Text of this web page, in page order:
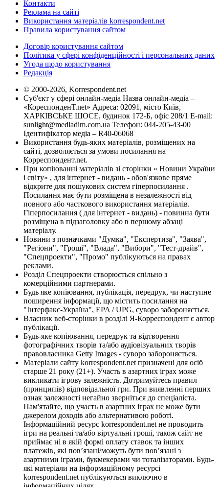
Контакти
Реклама на сайті
Використання матеріалів korrespondent.net
Правила користування сайтом
Договір користування сайтом
Політика у сфері конфіденційності і персональних даних
Угода щодо користування
Редакція
© 2000-2026, Korrespondent.net
Суб'єкт у сфері онлайн-медіа Назва онлайн-медіа –
«КореспонденТ.net» Адреса: 02091, місто Київ,
ХАРКІВСЬКЕ ШОСЕ, будинок 172-Б, офіс 208/1 E-mail:
sunlight@mediadim.com.ua Телефон: 044-205-43-00
Ідентифікатор медіа – R40-06068
Використання будь-яких матеріалів, розміщених на
сайті, дозволяється за умови посилання на
Корреспондент.net.
При копіюванні матеріалів зі сторінки « Новини України
і світу» , для інтернет - видань - обов'язкове пряме
відкрите для пошукових систем гіперпосилання .
Посилання має бути розміщена в незалежності від
повного або часткового використання матеріалів.
Гіперпосилання ( для інтернет - видань) - повинна бути
розміщена в підзаголовку або в першому абзаці
матеріалу.
Новини з позначками "Думка", "Експертиза", "Заява",
"Регіони", "Гроші", "Влада", "Вибори", "Тест-драйв",
"Спецпроекти", "Промо" публікуються на правах
реклами.
Розділ Спецпроекти створюється спільно з
комерційними партнерами.
Будь яке копіювання, публікація, передрук, чи наступне
поширення інформації, що містить посилання на
"Інтерфакс-Україна", EPA / UPG, суворо забороняється.
Власник веб-сторінки в розділі Я-Корреспондент є автор
публікації.
Будь-яке копіювання, передрук та відтворення
фотографічних творів та/або аудіовізуальних творів
правовласника Getty Images - суворо забороняється.
Матеріали сайту korrespondent.net призначені для осіб
старше 21 року (21+). Участь в азартних іграх може
викликати ігрову залежність. Дотримуйтесь правил
(принципів) відповідальної гри. При виявленні перших
ознак залежності негайно зверніться до спеціаліста.
Пам'ятайте, що участь в азартних іграх не може бути
джерелом доходів або альтернативою роботі.
Інформаційний ресурс korrespondent.net не проводить
ігри на реальні та/або віртуальні гроші, також сайт не
приймає ні в якій формі оплату ставок та інших
платежів, які пов’язані/можуть бути пов’язані з
азартними іграми, букмекерами чи тоталізаторами. Будь-
які матеріали на інформаційному ресурсі
korrespondent.net публікуються виключно в